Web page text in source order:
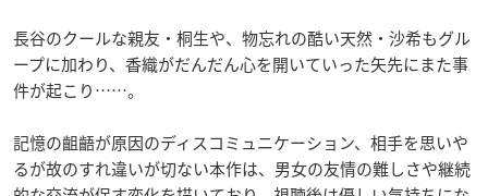
長谷のクールな親友・桐生や、物忘れの酷い天然・沙希もグル
ープに加わり、香織がだんだん心を開いていった矢先にまた事
件が起こり……。
記憶の齟齬が原因のディスコミュニケーション、相手を思いや
るが故のすれ違いが切ない本作は、男女の友情の難しさや継続